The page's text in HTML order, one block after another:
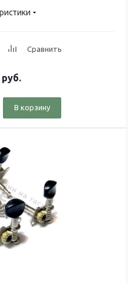
Сравнить
В корзину